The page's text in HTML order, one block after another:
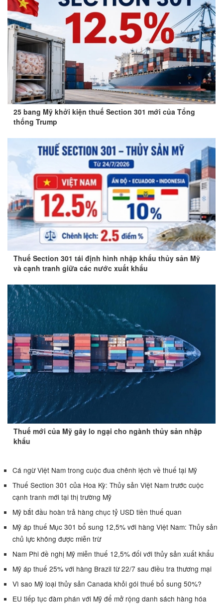
25 bang Mỹ khởi kiện thuế Section 301 mới của Tổng
thống Trump
Thuế Section 301 tái định hình nhập khẩu thủy sản Mỹ
và cạnh tranh giữa các nước xuất khẩu
Thuế mới của Mỹ gây lo ngại cho ngành thủy sản nhập
khẩu
Cá ngừ Việt Nam trong cuộc đua chênh lệch về thuế tại Mỹ
Thuế Section 301 của Hoa Kỳ: Thủy sản Việt Nam trước cuộc
cạnh tranh mới tại thị trường Mỹ
Mỹ bắt đầu hoàn trả hàng chục tỷ USD tiền thuế quan
Mỹ áp thuế Mục 301 bổ sung 12,5% với hàng Việt Nam: Thủy sản
chủ lực không được miễn trừ
Nam Phi đề nghị Mỹ miễn thuế 12,5% đối với thủy sản xuất khẩu
Mỹ áp thuế 25% với hàng Brazil từ 22/7 sau điều tra thương mại
Vì sao Mỹ loại thủy sản Canada khỏi gói thuế bổ sung 50%?
EU tiếp tục đàm phán với Mỹ để mở rộng danh sách hàng hóa